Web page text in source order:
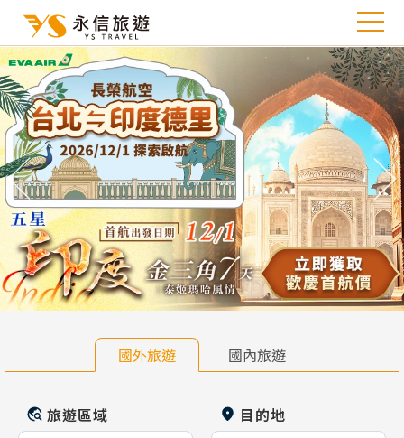
往前 往
國外旅遊 國內旅遊
旅遊區域 目的地